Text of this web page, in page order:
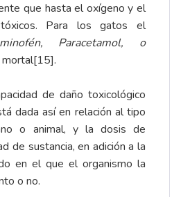
que hasta el oxígeno y el
Para los gatos el
Paracetamol, o
[15].
de daño toxicológico
dada así en relación al tipo
o animal, y la dosis de
de sustancia, en adición a la
en el que el organismo la
o no.